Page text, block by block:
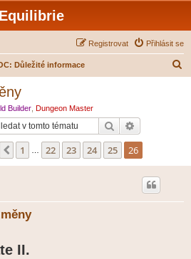
Equilibrie
Přihlásit se
Registrovat
Důležité informace
Builder Dungeon Master
Hledat
z26
Předchozí
1 22 23 24 25 26
II.